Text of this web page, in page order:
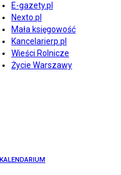
E-gazety.pl
Nexto.pl
Mała księgowość
Kancelarierp.pl
Wieści Rolnicze
Życie Warszawy
KALENDARIUM